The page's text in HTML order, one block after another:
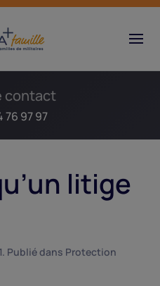
contact
76 97 97
litige
. Publié dans Protection